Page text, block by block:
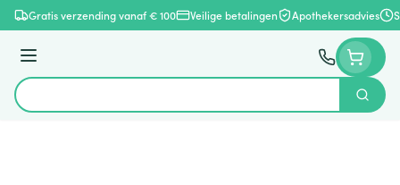
Ga naar de inhoud
Gratis verzending vanaf € 100 Veilige betalingen Apothekersadvies
Menu
Product, merk, categorie...
Zoek